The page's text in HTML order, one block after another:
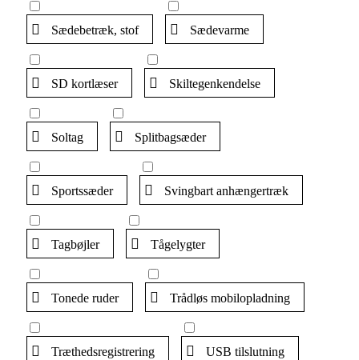
Sædebetræk, stof Sædevarme
SD kortlæser Skiltegenkendelse
Soltag Splitbagsæder
Sportssæder Svingbart anhængertræk
Tagbøjler Tågelygter
Tonede ruder Trådløs mobilopladning
Træthedsregistrering USB tilslutning